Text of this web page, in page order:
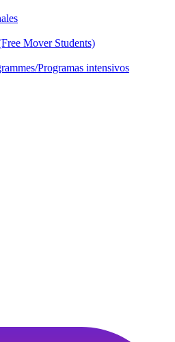
Mover Students)
Programas intensivos